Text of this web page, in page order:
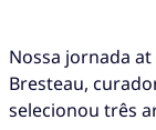
Nossa jornada
Bresteau,
selecionou três